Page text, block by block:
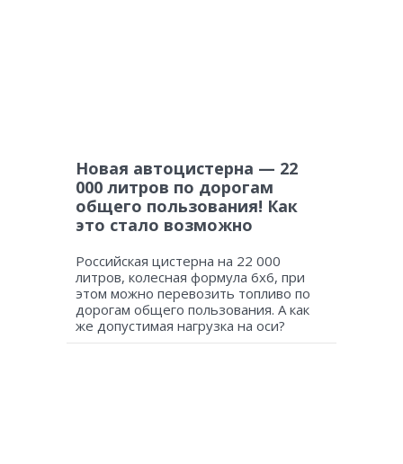
Новая автоцистерна — 22
000 литров по дорогам
общего пользования! Как
это стало возможно
Российская цистерна на 22 000
литров, колесная формула 6х6, при
этом можно перевозить топливо по
дорогам общего пользования. А как
же допустимая нагрузка на оси?